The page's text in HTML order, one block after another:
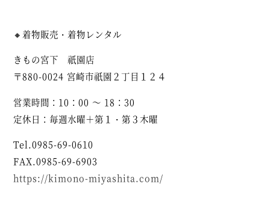
🔸着物販売・着物レンタル
きもの宮下 祇園店
〒880-0024 宮崎市祇園２丁目１２４
営業時間：10：00 ～ 18：30
定休日：毎週水曜＋第１・第３木曜
Tel.0985-69-0610
FAX.0985-69-6903
https://kimono-miyashita.com/